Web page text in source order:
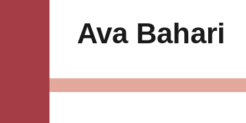
Ava Bahari